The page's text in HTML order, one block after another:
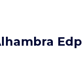
Edp